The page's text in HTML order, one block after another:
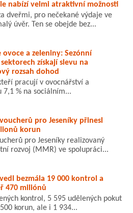
nabízí velmi atraktivní možnosti
dveřmi, pro nečekané výdaje ve
úvěr. Ten se obejde bez...
a zeleniny: Sezónní
získají slevu na
rozsah dohod
pracují v ovocnářství a
7,1 % na sociálním...
pro Jeseníky přinesl
korun
pro Jeseníky realizovaný
rozvoj (MMR) ve spolupráci...
bezmála 19 000 kontrol a
470 miliónů
kontrol, 5 595 udělených pokut
korun, ale i 1 934...